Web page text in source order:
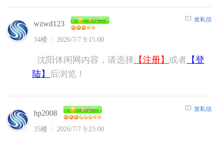
wzwd123
34楼 2026/7/7 9:15:00
发私信
沈阳休闲网内容，请选择 【注册】 或者 【登
陆】
后浏览！
hp2008
35楼 2026/7/7 9:23:00
发私信